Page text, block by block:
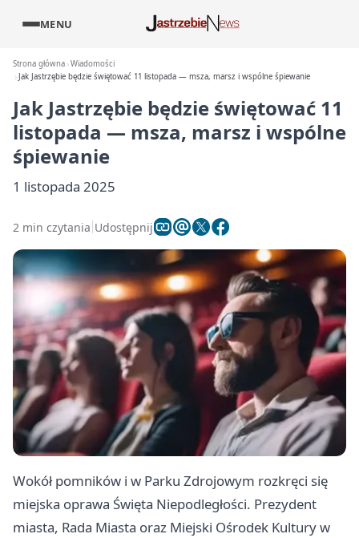
MENU
Strona główna Wiadomości
Jak Jastrzębie będzie świętować 11 listopada — msza, marsz i wspólne śpiewanie
Jak Jastrzębie będzie świętować 11
listopada — msza, marsz i wspólne
śpiewanie
1 listopada 2025
2 min czytania Udostępnij
Wokół pomników i w Parku Zdrojowym rozkręci się
miejska oprawa Święta Niepodległości. Prezydent
miasta, Rada Miasta oraz Miejski Ośrodek Kultury w